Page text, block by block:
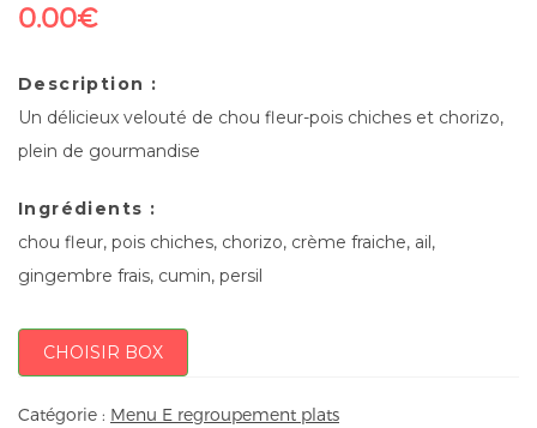
0.00€
Description :
Un délicieux velouté de chou fleur-pois chiches et chorizo,
plein de gourmandise
Ingrédients :
chou fleur, pois chiches, chorizo, crème fraiche, ail,
gingembre frais, cumin, persil
CHOISIR BOX
Catégorie : Menu E regroupement plats